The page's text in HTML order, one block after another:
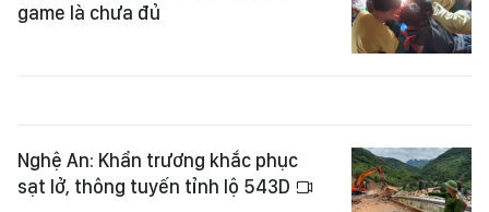
game là chưa đủ
Nghệ An: Khẩn trương khắc phục
sạt lở, thông tuyến tỉnh lộ 543D